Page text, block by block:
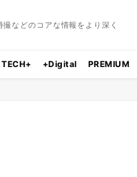
撮などのコアな情報をより深く
TECH+ +Digital PREMIUM